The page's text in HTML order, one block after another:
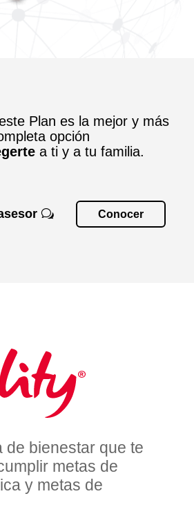
Plan es la mejor y más
opción
a ti y a tu familia.
Conocer
de bienestar que te
metas de
y metas de